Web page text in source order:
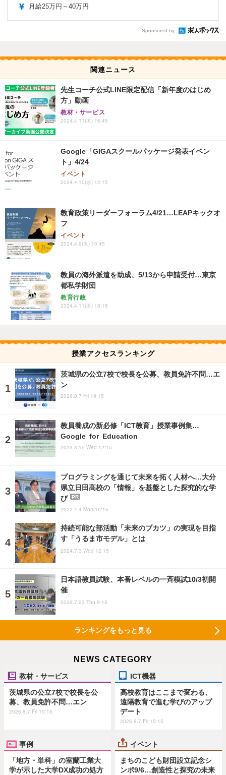
月給25万円～40万円
Sponsored by
関連ニュース
先生コーチ公式LINE限定配信「新年度のはじめ
方」動画
教材・サービス
2024.4.11(木) 16:45
Google「GIGAスクールパッケージ発表イベン
ト」4/24
イベント
2024.4.10(水) 12:15
教育政策リーダーフォーラム4/21…LEAPキックオ
フ
イベント
2024.4.9(火) 10:45
教員の海外派遣を助成、5/13から申請受付…東京
都私学財団
教育行政
2024.4.11(木) 18:15
授業アクセスランキング
茨城県の公立7校で校長を公募、教員免許不問…エ
ン
2026.8.7 Fri 19:15
教員養成の新必修「ICT教育」授業事例集…
Google for Education
2023.3.15 Wed 12:15
プログラミングを通じて未来を拓く人材へ…大分
県立日田高校の「情報」を基盤とした探究的な学
び
PR
2022.4.4 Mon 16:15
持続可能な部活動「未来のブカツ」の実現を目指
す「うるま市モデル」とは
2024.7.3 Wed 12:15
日本語教員試験、本番レベルの一斉模試10/3初開
催
2026.7.23 Thu 9:15
ランキングをもっと見る
NEWS CATEGORY
教材・サービス
茨城県の公立7校で校長を公
募、教員免許不問…エン
2026.8.7 Fri 19:15
ICT機器
高校教育はここまで変わる、
遠隔教育で進む学びのアップ
デート
2026.8.7 Fri 15:15
事例
「地方・単科」の室蘭工業大
学が示した大学DX成功の処方
イベント
まちのこども財団設立記念シ
ンポ9/6…創造性と探究の未来